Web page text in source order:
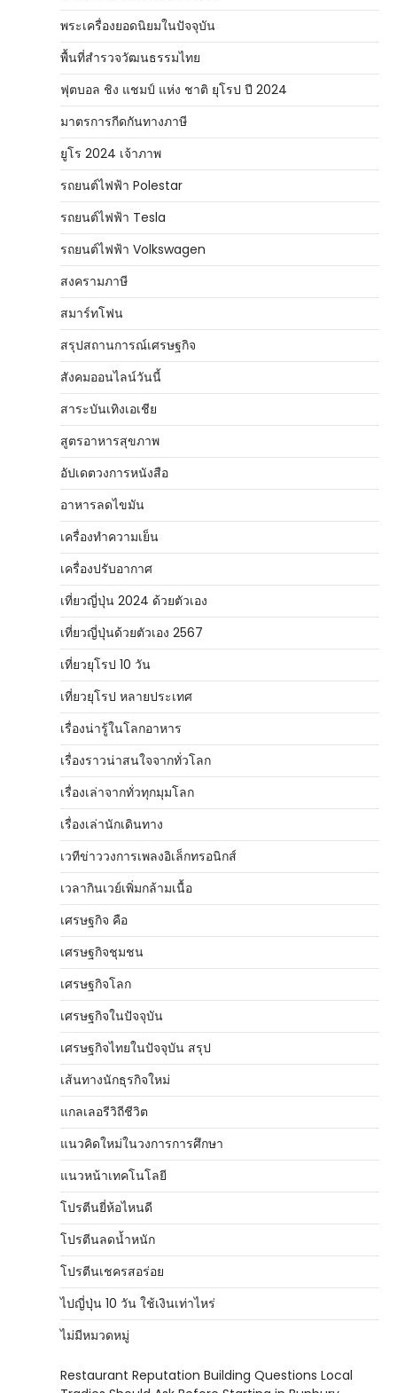
พระเครื่องยอดนิยมในปัจจุบัน
พื้นที่สำรวจวัฒนธรรมไทย
ฟุตบอล ชิง แชมป์ แห่ง ชาติ ยุโรป ปี 2024
มาตรการกีดกันทางภาษี
ยูโร 2024 เจ้าภาพ
รถยนต์ไฟฟ้า Polestar
รถยนต์ไฟฟ้า Tesla
รถยนต์ไฟฟ้า Volkswagen
สงครามภาษี
สมาร์ทโฟน
สรุปสถานการณ์เศรษฐกิจ
สังคมออนไลน์วันนี้
สาระบันเทิงเอเชีย
สูตรอาหารสุขภาพ
อัปเดตวงการหนังสือ
อาหารลดไขมัน
เครื่องทำความเย็น
เครื่องปรับอากาศ
เที่ยวญี่ปุ่น 2024 ด้วยตัวเอง
เที่ยวญี่ปุ่นด้วยตัวเอง 2567
เที่ยวยุโรป 10 วัน
เที่ยวยุโรป หลายประเทศ
เรื่องน่ารู้ในโลกอาหาร
เรื่องราวน่าสนใจจากทั่วโลก
เรื่องเล่าจากทั่วทุกมุมโลก
เรื่องเล่านักเดินทาง
เวทีข่าววงการเพลงอิเล็กทรอนิกส์
เวลากินเวย์เพิ่มกล้ามเนื้อ
เศรษฐกิจ คือ
เศรษฐกิจชุมชน
เศรษฐกิจโลก
เศรษฐกิจในปัจจุบัน
เศรษฐกิจไทยในปัจจุบัน สรุป
เส้นทางนักธุรกิจใหม่
แกลเลอรีวิถีชีวิต
แนวคิดใหม่ในวงการการศึกษา
แนวหน้าเทคโนโลยี
โปรตีนยี่ห้อไหนดี
โปรตีนลดน้ำหนัก
โปรตีนเชครสอร่อย
ไปญี่ปุ่น 10 วัน ใช้เงินเท่าไหร่
ไม่มีหมวดหมู่
Restaurant Reputation Building Questions Local